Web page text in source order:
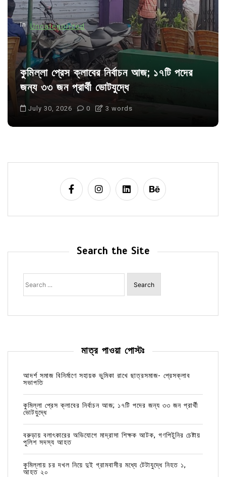
n
In Uncategorized
কুমিল্লা প্রেস ক্লাবের নির্বাচন আজ; ১৭টি পদের
জন্য ৩৩ জন প্রার্থী ভোটযুদ্ধে
July 30, 2026 0 3 words
Search the Site
Search
for:
মাত্র পাওয়া পোস্টঃ
আদর্শ সমাজ বিনির্মাণে সহায়ক ভুমিকা রাখে ছাত্রসমাজ- প্রেসক্লাব
সভাপতি
কুমিল্লা প্রেস ক্লাবের নির্বাচন আজ; ১৭টি পদের জন্য ৩৩ জন প্রার্থী
ভোটযুদ্ধে
বরুড়ায় বলাৎকারের অভিযোগে মাদ্রাসা শিক্ষক আটক, গণপিটুনির চেষ্টায়
পুলিশ সদস্য আহত
কুমিল্লায় চর দখল নিয়ে দুই গ্রামবাসীর মধ্যে টেটাযুদ্ধে নিহত ১,
আহত ২০